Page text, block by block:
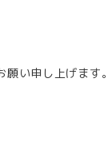
願い申し上げます